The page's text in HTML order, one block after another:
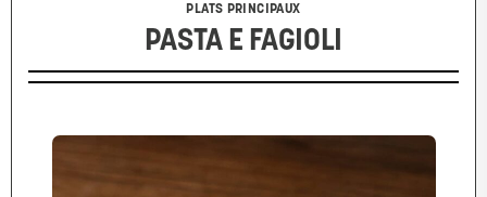
PLATS PRINCIPAUX
PASTA E FAGIOLI